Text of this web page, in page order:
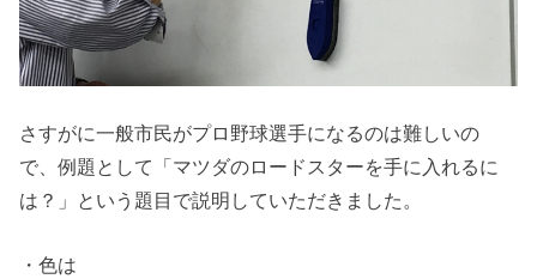
さすがに一般市民がプロ野球選手になるのは難しいの
で、例題として「マツダのロードスターを手に入れるに
は？」という題目で説明していただきました。
・色は